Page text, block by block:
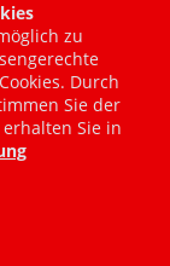
zu
Durch
Sie der
Sie in